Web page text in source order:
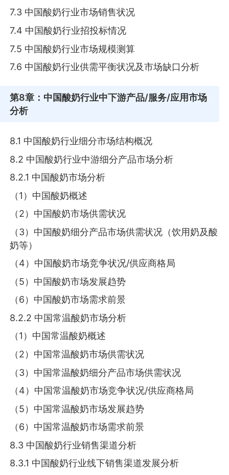
7.3 中国酸奶行业市场销售状况
7.4 中国酸奶行业招投标情况
7.5 中国酸奶行业市场规模测算
7.6 中国酸奶行业供需平衡状况及市场缺口分析
第8章 ：中国酸奶行业中下游产品/服务/应用市场
分析
8.1 中国酸奶行业细分市场结构概况
8.2 中国酸奶行业中游细分产品市场分析
8.2.1 中国酸奶市场分析
（1）中国酸奶概述
（2）中国酸奶市场供需状况
（3）中国酸奶细分产品市场供需状况（饮用奶及酸
奶等）
（4）中国酸奶市场竞争状况/供应商格局
（5）中国酸奶市场发展趋势
（6）中国酸奶市场需求前景
8.2.2 中国常温酸奶市场分析
（1）中国常温酸奶概述
（2）中国常温酸奶市场供需状况
（3）中国常温酸奶细分产品市场供需状况
（4）中国常温酸奶市场竞争状况/供应商格局
（5）中国常温酸奶市场发展趋势
（6）中国常温酸奶市场需求前景
8.3 中国酸奶行业销售渠道分析
8.3.1 中国酸奶行业线下销售渠道发展分析